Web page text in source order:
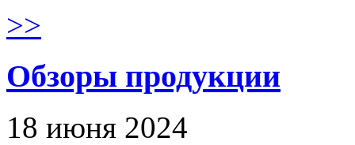
>>
Обзоры продукции
18 июня 2024